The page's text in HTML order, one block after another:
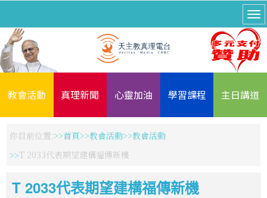
教會活動 真理新聞 心靈加油 學習課程 主日講道
你目前位置: 首頁 教會活動
教會活動
T 2033代表期望建構福傳新機
T 2033代表期望建構福傳新機